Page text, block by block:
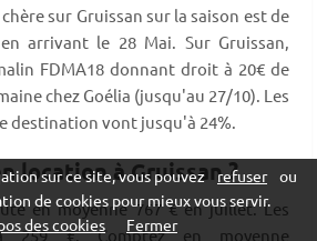
sur Gruissan sur la saison est de
arrivant le 28 Mai. Sur Gruissan,
FDMA18 donnant droit à 20€ de
chez Goélia (jusqu'au 27/10). Les
destination vont jusqu'à 24%.
location à Gruissan ?
en moyenne 767 € en juillet. Les
259 €. Comptez en moyenne
sur ce site, vous pouvez refuser
ou
de cookies pour mieux vous servir.
des cookies
Fermer